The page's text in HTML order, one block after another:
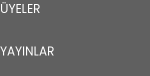
ÜYELER
YAYINLAR